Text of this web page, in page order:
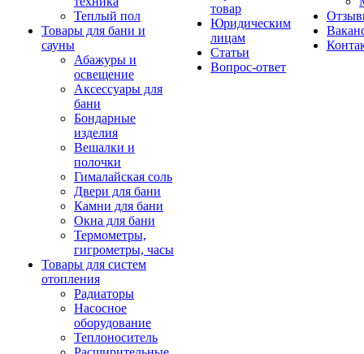
Теплый пол
Товары для бани и
сауны
Абажуры и
освещение
Аксессуары для
бани
Бондарные
изделия
Вешалки и
полочки
Гималайская соль
Двери для бани
Камни для бани
Окна для бани
Термометры,
гигрометры, часы
Товары для систем
отопления
Радиаторы
Насосное
оборудование
Теплоноситель
товар
Юридическим
лицам
Статьи
Вопрос-ответ